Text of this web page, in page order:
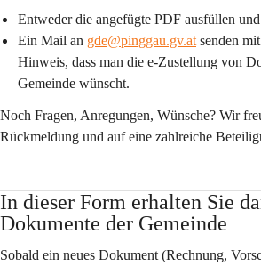
Entweder die angefügte PDF ausfüllen
Ein Mail an gde@pinggau.gv.at senden
Hinweis, dass man die e-Zustellung von
Gemeinde wünscht.
Noch Fragen, Anregungen, Wünsche? Wir
Rückmeldung und auf eine zahlreiche
In dieser Form erhalten Sie
Dokumente der Gemeinde
Sobald ein neues Dokument (Rechnung,